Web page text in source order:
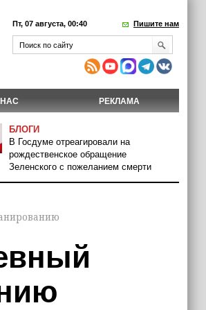
Пт, 07 августа, 00:40 Пишите нам
РЕКЛАМА
БЛОГИ
В Госдуме отреагировали на
рождественское обращение
Зеленского с пожеланием смерти